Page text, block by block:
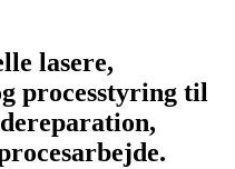
lasere,
processtyring til